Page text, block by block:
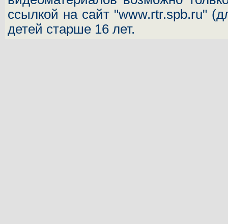
ссылкой на сайт "www.rtr.spb.ru"
детей старше 16 лет.